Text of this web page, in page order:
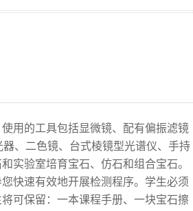
用的工具包括显微镜、配有偏振滤镜
、二色镜、台式棱镜型光谱仪、手持
实验室培育宝石、仿石和组合宝石。
快速有效地开展检测程序。学生必须
可保留：一本课程手册、一块宝石擦